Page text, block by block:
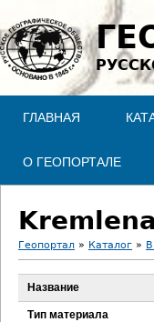
ГЛАВНАЯ
О ГЕОПОРТАЛЕ
В
ы
Геопортал » Каталог »
Название
Тип материала